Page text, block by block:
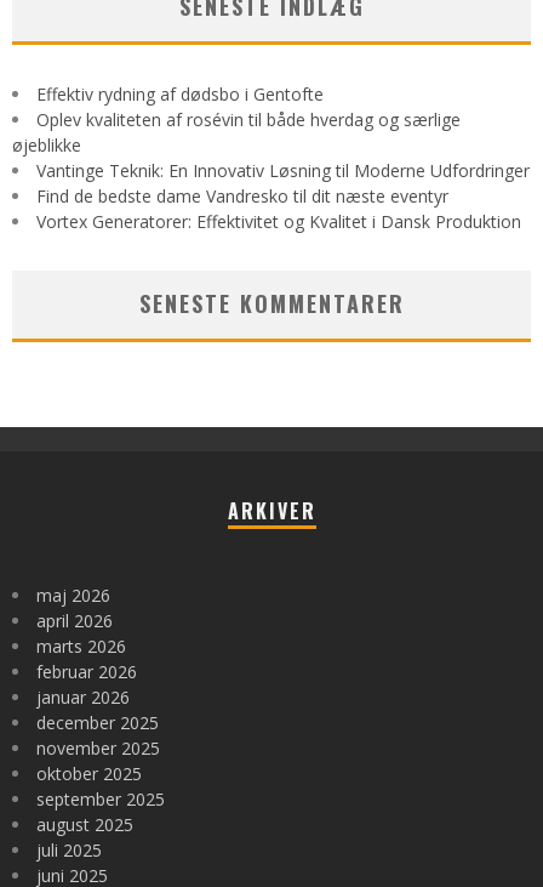
SENESTE INDLÆG
Effektiv rydning af dødsbo i Gentofte
Oplev kvaliteten af rosévin til både hverdag og særlige
øjeblikke
Vantinge Teknik: En Innovativ Løsning til Moderne Udfordringer
Find de bedste dame Vandresko til dit næste eventyr
Vortex Generatorer: Effektivitet og Kvalitet i Dansk Produktion
SENESTE KOMMENTARER
ARKIVER
maj 2026
april 2026
marts 2026
februar 2026
januar 2026
december 2025
november 2025
oktober 2025
september 2025
august 2025
juli 2025
juni 2025